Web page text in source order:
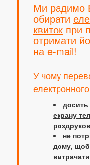
Ми радимо
обирати
квиток при
отримати
на e-mail!
У чому
екрану
не
дому, щоб